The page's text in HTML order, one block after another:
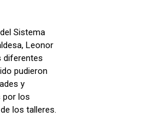
Sistema
Leonor
diferentes
pudieron
y
por los
los talleres.